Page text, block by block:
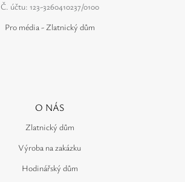
Č. účtu: 123-3260410237/0100
Pro média - Zlatnický dům
O NÁS
Zlatnický dům
Výroba na zakázku
Hodinářský dům